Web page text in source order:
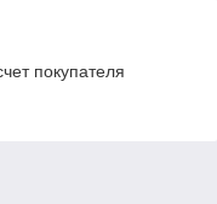
покупателя